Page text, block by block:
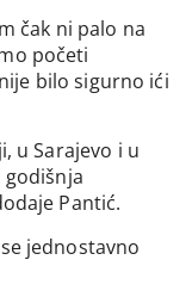
čak ni palo na
početi
bilo sigurno ići
u Sarajevo i u
godišnja
Pantić.
jednostavno